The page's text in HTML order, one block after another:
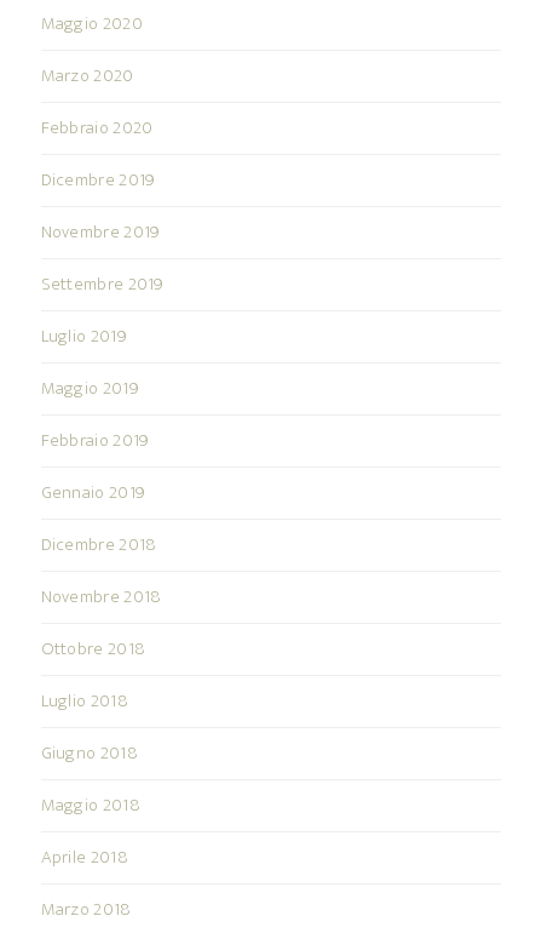
Maggio 2020
Marzo 2020
Febbraio 2020
Dicembre 2019
Novembre 2019
Settembre 2019
Luglio 2019
Maggio 2019
Febbraio 2019
Gennaio 2019
Dicembre 2018
Novembre 2018
Ottobre 2018
Luglio 2018
Giugno 2018
Maggio 2018
Aprile 2018
Marzo 2018